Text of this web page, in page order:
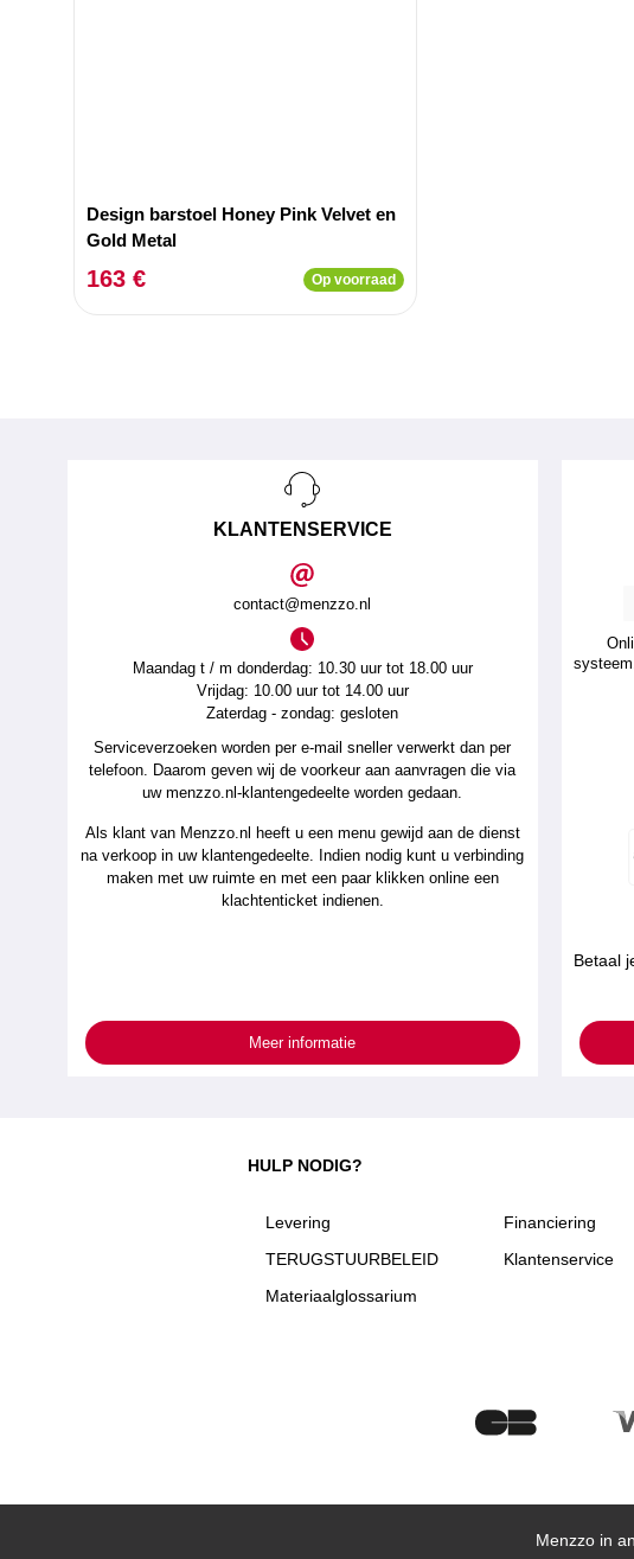
Design barstoel Honey Pink Velvet en
Gold Metal
163 € Op voorraad
KLANTENSERVICE
contact@menzzo.nl
Maandag t / m donderdag: 10.30 uur tot 18.00 uur
Vrijdag: 10.00 uur tot 14.00 uur
Zaterdag - zondag: gesloten
Serviceverzoeken worden per e-mail sneller verwerkt dan per
telefoon. Daarom geven wij de voorkeur aan aanvragen die via
uw menzzo.nl-klantengedeelte worden gedaan.
Als klant van Menzzo.nl heeft u een menu gewijd aan de dienst
na verkoop in uw klantengedeelte. Indien nodig kunt u verbinding
maken met uw ruimte en met een paar klikken online een
klachtenticket indienen.
Meer informatie
Betaal
HULP NODIG?
Levering
TERUGSTUURBELEID
Materiaalglossarium
Financiering
Klantenservice
Menzzo in